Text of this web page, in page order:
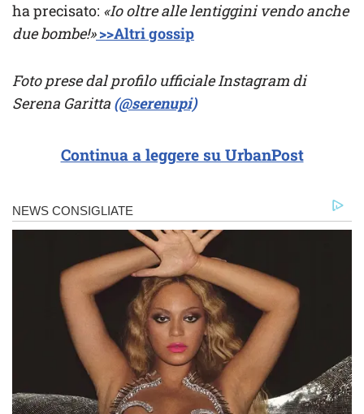
ha precisato: «Io oltre alle lentiggini vendo anche
due bombe!»>>Altri gossip
Foto prese dal profilo ufficiale Instagram di
Serena Garitta (@serenupi)
Continua a leggere su UrbanPost